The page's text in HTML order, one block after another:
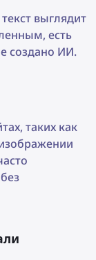
выглядит
есть
создано ИИ.
таких как